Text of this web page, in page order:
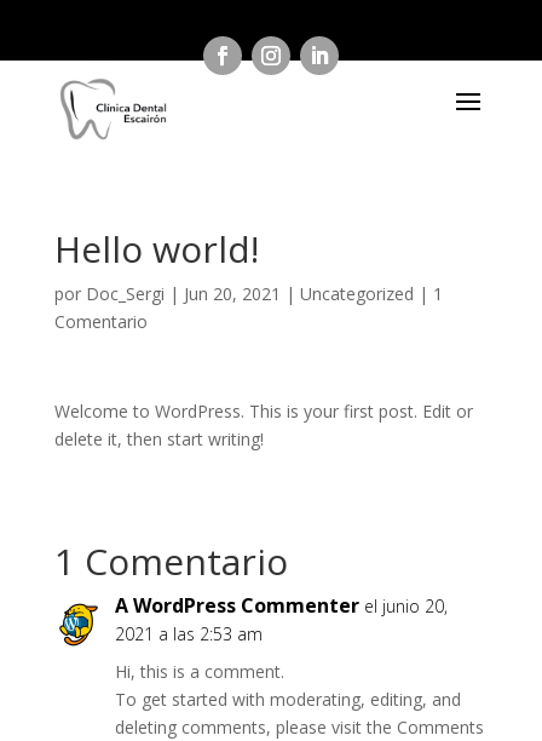
Hello world!
por Doc_Sergi | Jun 20, 2021 | Uncategorized | 1
Comentario
Welcome to WordPress. This is your first post. Edit or
delete it, then start writing!
1 Comentario
A WordPress Commenter el junio 20,
2021 a las 2:53 am
Hi, this is a comment.
To get started with moderating, editing, and
deleting comments, please visit the Comments